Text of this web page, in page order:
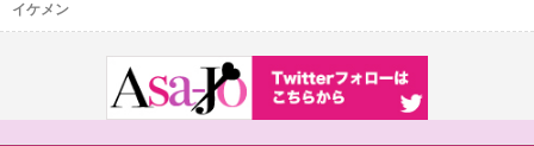
イケメン